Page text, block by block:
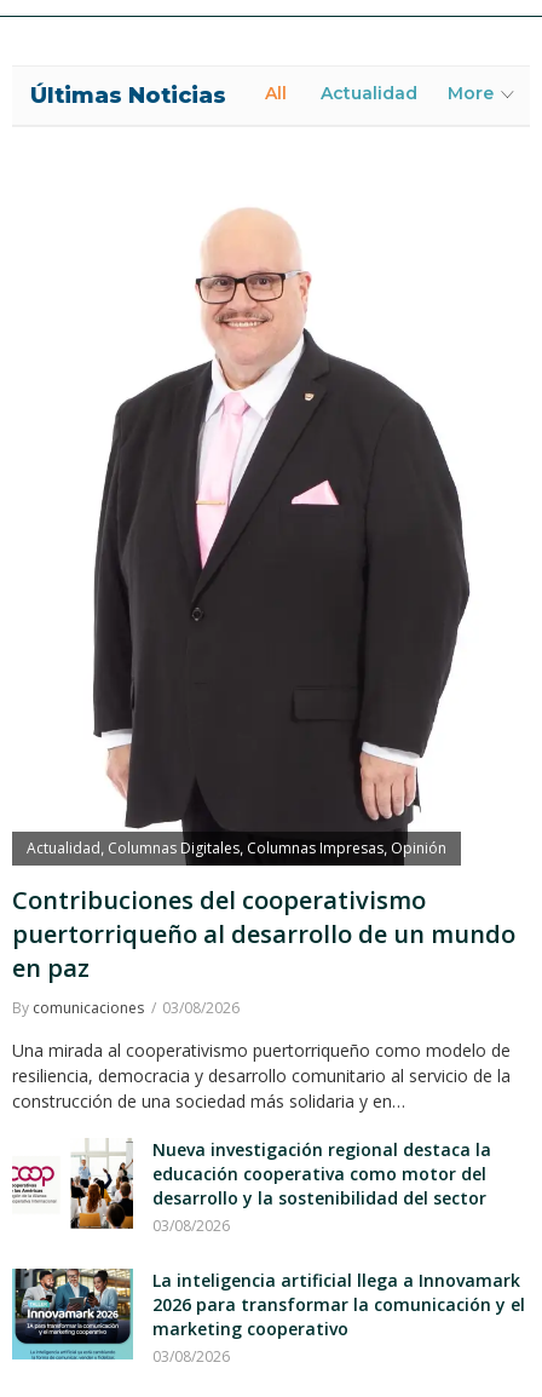
Últimas Noticias All Actualidad More
Actualidad Columnas Digitales, Columnas Impresas, Opinión
Contribuciones del cooperativismo
puertorriqueño al desarrollo de un mundo
en paz
By comunicaciones 03/08/2026
Una mirada al cooperativismo puertorriqueño como modelo de
resiliencia, democracia y desarrollo comunitario al servicio de la
construcción de una sociedad más solidaria y en…
Nueva investigación regional destaca la
educación cooperativa como motor del
desarrollo y la sostenibilidad del sector
03/08/2026
La inteligencia artificial llega a Innovamark
2026 para transformar la comunicación y el
marketing cooperativo
03/08/2026